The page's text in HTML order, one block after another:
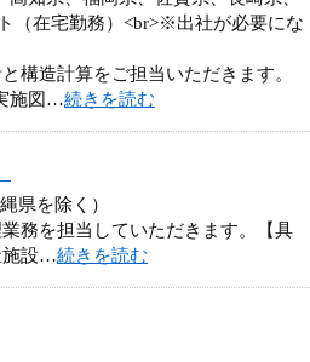
（在宅勤務）<br>※出社が必要にな
構造計算をご担当いただきます。
施図…続きを読む
を除く）
務を担当していただきます。【具
施設…続きを読む